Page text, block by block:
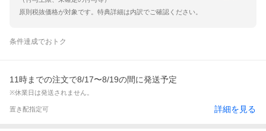
原則税抜価格が対象です。特典詳細は内訳でご確認ください。
条件達成でおトク
11時までの注文で8/17〜8/19の間に発送予定
※休業日は発送されません。
置き配指定可 詳細を見る